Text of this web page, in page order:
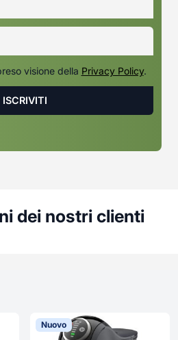
visione della Privacy Policy.
dei nostri clienti
Nuovo